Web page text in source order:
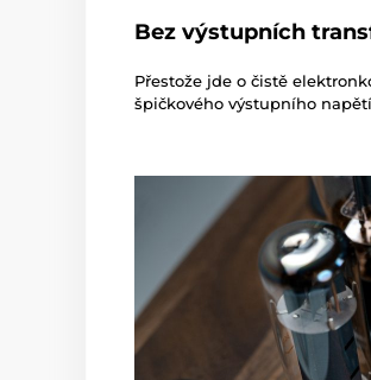
Bez výstupních
Přestože jde o čistě
špičkového výstupního